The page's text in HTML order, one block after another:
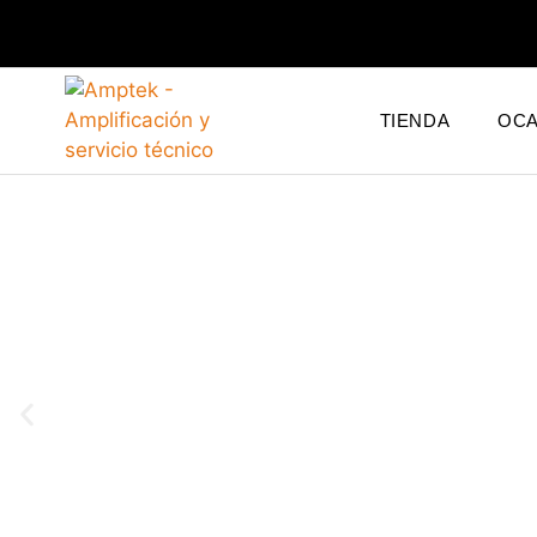
TIENDA